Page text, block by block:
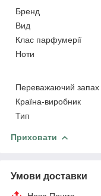
Бренд
Вид
Клас парфумерії
Ноти
Переважаючий запах
Країна-виробник
Тип
Приховати
Умови доставки